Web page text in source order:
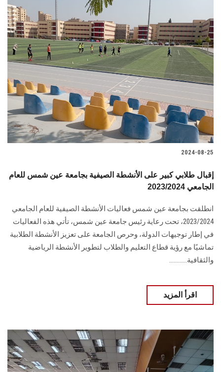
الإعلام
تواصل معنا
الطلاب
هيئة التدريس
الدراسات العليا
الزائـرون
سجل الان
2024-08-25
إقبال طلابي كبير على الأنشطة الصيفية بجامعة عين شمس للعام
الجامعي 2023/2024
انطلقت بجامعة عين شمس فعاليات الأنشطة الصيفية للعام الجامعي
2023/2024، تحت رعاية رئيس جامعة عين شمس، تأتي هذه الفعاليات
في إطار توجيهات الدولة، وحرص الجامعة على تعزيز الأنشطة الطلابية
تماشيًا مع رؤية قطاع التعليم والطلاب لتطوير الأنشطة الرياضية
والثقافية............
اقرأ المزيد